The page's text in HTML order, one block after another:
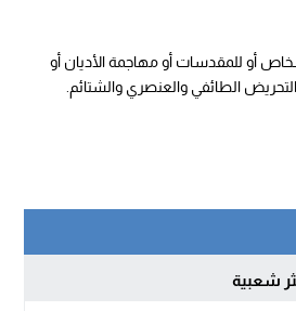
أو للمقدسات أو مهاجمة الأديان أو
التحريض الطائفي والعنصري والشتائم.
شعبية